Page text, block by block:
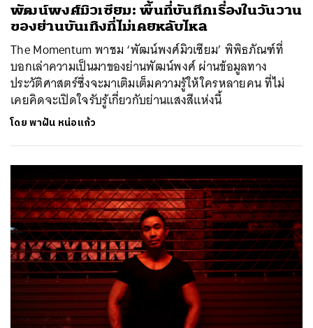
พัฒน์พงศ์มิวเซียม: พื้นที่บันทึกเรื่องในวันวาน
ของย่านบันเทิงที่ไม่เคยหลับไหล
The Momentum พาชม ‘พัฒน์พงศ์มิวเซียม’ พิพิธภัณฑ์ที่
บอกเล่าความเป็นมาของย่านพัฒน์พงศ์ ผ่านข้อมูลทาง
ประวัติศาสตร์ซึ่งจะมาเติมเต็มความรู้ให้ใครหลายคน ที่ไม่
เคยคิดจะเปิดใจรับรู้เกี่ยวกับย่านแสงสีแห่งนี้
โดยพาฝัน หน่อแก้ว